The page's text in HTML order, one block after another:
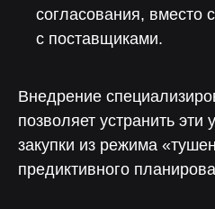
согласования, вместо
с поставщиками.
Внедрение
позволяет устранить эти
закупки из режима
предиктивного